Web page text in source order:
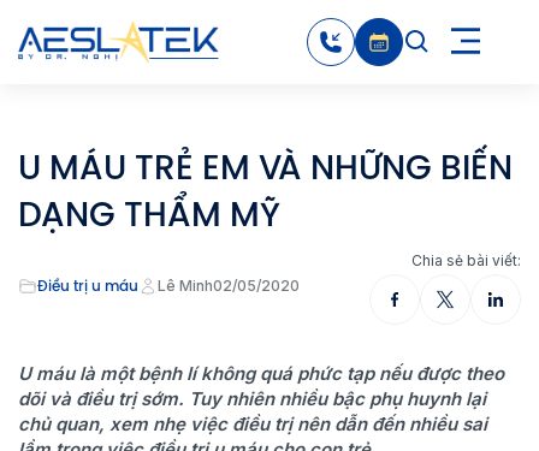
U MÁU TRẺ EM VÀ NHỮNG BIẾN
DẠNG THẨM MỸ
Điều trị u máu Lê Minh02/05/2020
Chia sẻ bài viết:
U máu là một bệnh lí không quá phức tạpnếu được theo
dõi và điều trị sớm. Tuy nhiên nhiều bậc phụ huynh lại
chủ quan, xem nhẹ việc điều trị nên dẫn đến nhiều sai